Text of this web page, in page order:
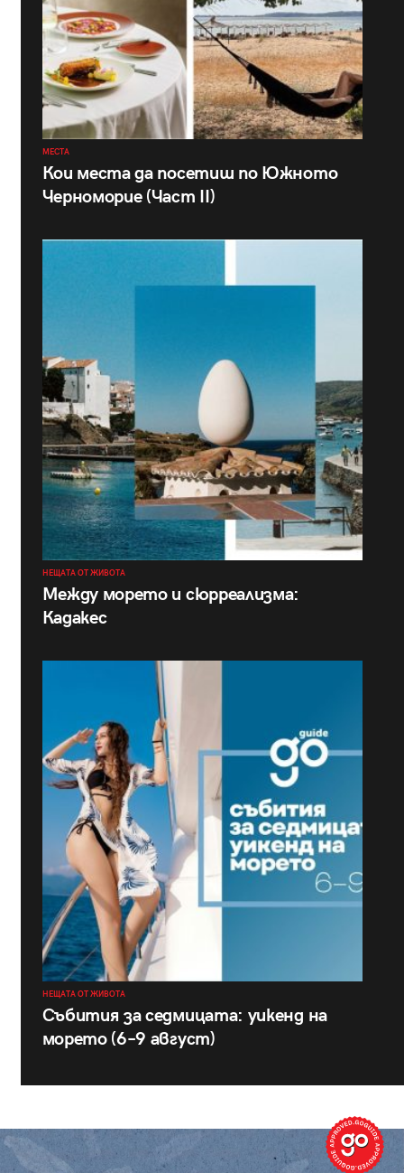
МЕСТА
Кои места да посетиш по Южното
Черноморие (Част II)
НЕЩАТА ОТ ЖИВОТА
Между морето и сюрреализма:
Кадакес
НЕЩАТА ОТ ЖИВОТА
Събития за седмицата: уикенд на
морето (6–9 август)